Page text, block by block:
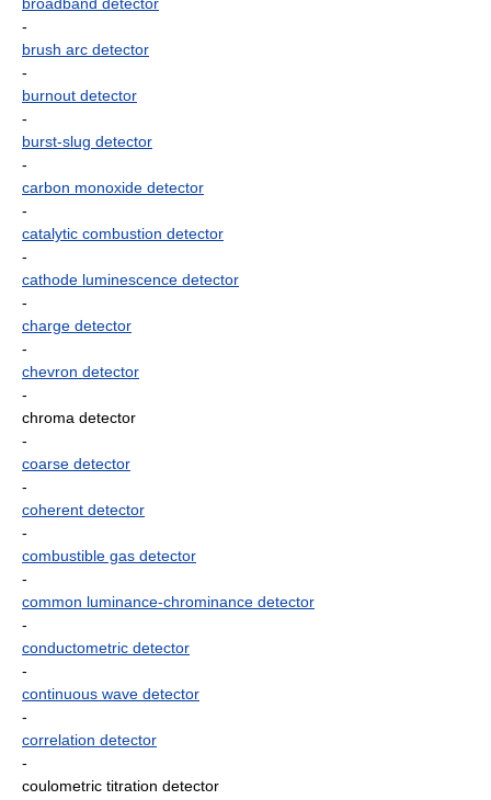
-
brush arc detector
-
burnout detector
-
burst-slug detector
-
carbon monoxide detector
-
catalytic combustion detector
-
cathode luminescence detector
-
charge detector
-
chevron detector
-
chroma detector
-
coarse detector
-
coherent detector
-
combustible gas detector
-
common luminance-chrominance detector
-
conductometric detector
-
continuous wave detector
-
correlation detector
-
coulometric titration detector